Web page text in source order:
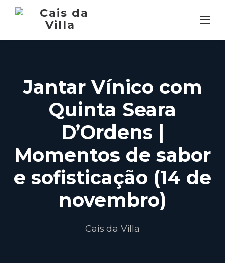
Skip
Jantar Vínico com
Quinta Seara
D’Ordens |
Momentos de sabor
e sofisticação (14 de
novembro)
Cais da Villa